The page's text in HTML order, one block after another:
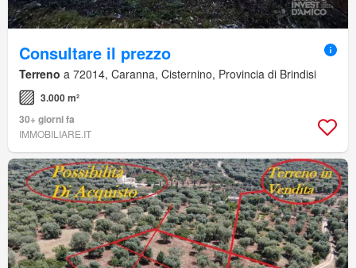
Consultare il prezzo
Terreno a 72014, Caranna, Cisternino, Provincia di Brindisi
3.000 m²
30+ giorni fa
IMMOBILIARE.IT